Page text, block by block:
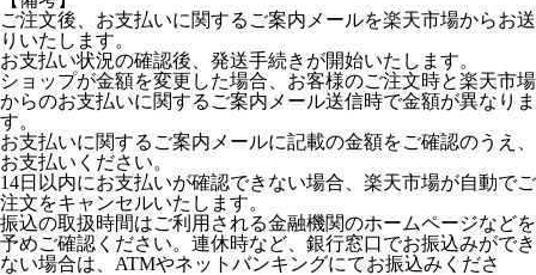
ご注文後、お支払いに関するご案内メールを楽天市場からお送
りいたします。
お支払い状況の確認後、発送手続きが開始いたします。
ショップが金額を変更した場合、お客様のご注文時と楽天市場
からのお支払いに関するご案内メール送信時で金額が異なりま
す。
お支払いに関するご案内メールに記載の金額をご確認のうえ、
お支払いください。
14日以内にお支払いが確認できない場合、楽天市場が自動でご
注文をキャンセルいたします。
振込の取扱時間はご利用される金融機関のホームページなどを
予めご確認ください。連休時など、銀行窓口でお振込みができ
ない場合は、ATMやネットバンキングにてお振込みくださ